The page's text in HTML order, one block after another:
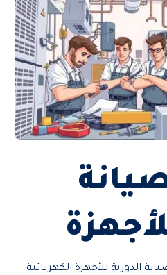
الدورية للأجهزة الكهربائية